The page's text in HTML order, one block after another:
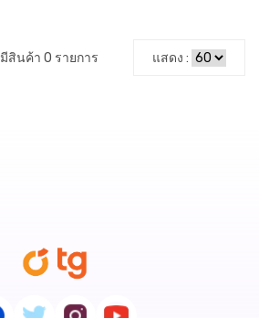
มีสินค้า 0 รายการ แสดง :